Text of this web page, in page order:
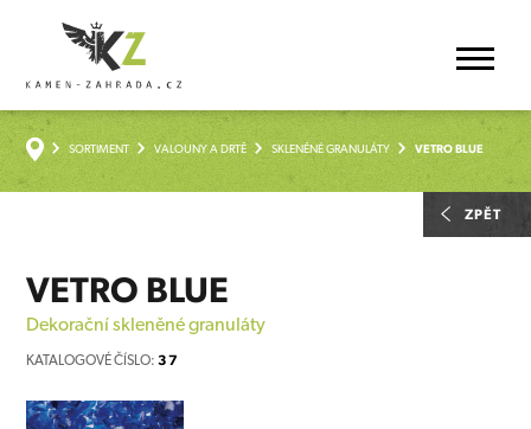
ZPĚT
SORTIMENT VALOUNY A DRTĚ SKLENĚNÉ GRANULÁTY VETRO BLUE
VETRO BLUE
Dekorační skleněné granuláty
KATALOGOVÉ ČÍSLO:37